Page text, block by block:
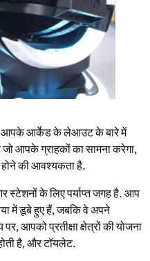
आर्केड के लेआउट के बारे में
आपके ग्राहकों का सामना करेगा,
की आवश्यकता है.
के लिए पर्याप्त जगह है. आप
में डूबे हुए हैं, जबकि वे अपने
आपको प्रतीक्षा क्षेत्रों की योजना
है, और टॉयलेट.